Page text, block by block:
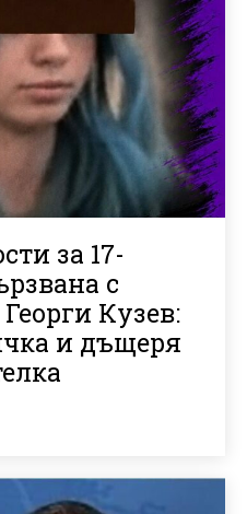
за 17-
с
Кузев:
и дъщеря